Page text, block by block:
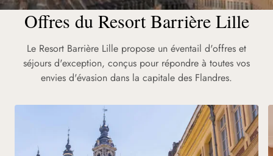
Les Moments Barrière
Ateliers, Explorations, Rencontres : ponctuez votre séjour
d'expériences mémorables à Lille.
Découvrir
Offres du Resort Barrière Lille
Le Resort Barrière Lille propose un éventail d'offres et
séjours d'exception, conçus pour répondre à toutes vos
envies d'évasion dans la capitale des Flandres.